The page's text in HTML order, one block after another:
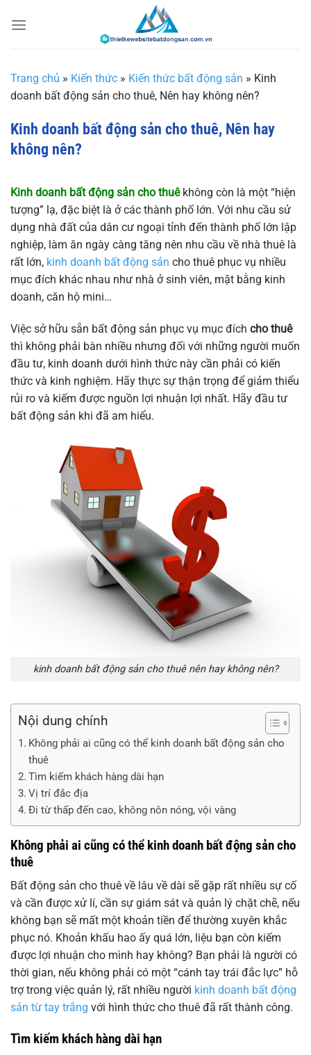
đến
Trang chủ » Kiến thức » Kiến thức bất động sản » Kinh
doanh bất động sản cho thuê, Nên hay không nên?
Kinh doanh bất động sản cho thuê, Nên hay
không nên?
Kinh doanh bất động sản cho thuêkhông còn là một “hiện
tượng” lạ, đặc biệt là ở các thành phố lớn. Với nhu cầu sử
dụng nhà đất của dân cư ngoại tỉnh đến thành phố lớn lập
nghiệp, làm ăn ngày càng tăng nên nhu cầu về nhà thuê là
rất lớn, kinh doanh bất động sản cho thuê phục vụ nhiều
mục đích khác nhau như nhà ở sinh viên, mặt bằng kinh
doanh, căn hộ mini…
Việc sở hữu sẵn bất động sản phục vụ mục đích cho thuê
thì không phải bàn nhiều nhưng đối với những người muốn
đầu tư, kinh doanh dưới hình thức này cần phải có kiến
thức và kinh nghiệm. Hãy thực sự thận trọng để giảm thiểu
rủi ro và kiếm được nguồn lợi nhuận lợi nhất. Hãy đầu tư
bất động sản khi đã am hiểu.
kinh doanh bất động sản cho thuê nên hay không nên?
Nội dung chính
Không phải ai cũng có thể kinh doanh bất động sản cho
thuê
Tìm kiếm khách hàng dài hạn
Vị trí đắc địa
Đi từ thấp đến cao, không nôn nóng, vội vàng
Không phải ai cũng có thể kinh doanh bất động sản cho
thuê
Bất động sản cho thuê về lâu về dài sẽ gặp rất nhiều sự cố
và cần được xử lí, cần sự giám sát và quản lý chặt chẽ, nếu
không bạn sẽ mất một khoản tiền để thường xuyên khắc
phục nó. Khoản khấu hao ấy quá lớn, liệu bạn còn kiếm
được lợi nhuận cho mình hay không? Bạn phải là người có
thời gian, nếu không phải có một “cánh tay trái đắc lực” hỗ
trợ trong việc quản lý, rất nhiều người kinh doanh bất động
sản từ tay trắng với hình thức cho thuê đã rất thành công.
Tìm kiếm khách hàng dài hạn